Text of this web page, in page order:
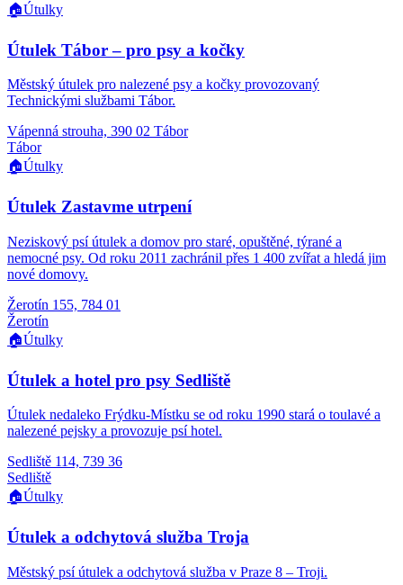
🏠Útulky
Útulek Tábor – pro psy a kočky
Městský útulek pro nalezené psy a kočky provozovaný
Technickými službami Tábor.
Vápenná strouha, 390 02 Tábor
Tábor
🏠Útulky
Útulek Zastavme utrpení
Neziskový psí útulek a domov pro staré, opuštěné, týrané a
nemocné psy. Od roku 2011 zachránil přes 1 400 zvířat a hledá jim
nové domovy.
Žerotín 155, 784 01
Žerotín
🏠Útulky
Útulek a hotel pro psy Sedliště
Útulek nedaleko Frýdku-Místku se od roku 1990 stará o toulavé a
nalezené pejsky a provozuje psí hotel.
Sedliště 114, 739 36
Sedliště
🏠Útulky
Útulek a odchytová služba Troja
Městský psí útulek a odchytová služba v Praze 8 – Troji.